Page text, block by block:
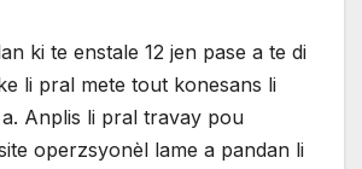
ki te enstale 12 jen pase a te di
li pral mete tout konesans li
Anplis li pral travay pou
operzsyonèl lame a pandan li